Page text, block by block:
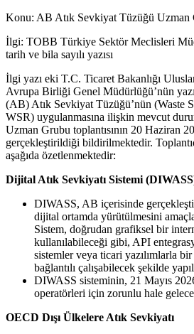
Konu: AB Atık Sevkiyat Tüzüğü Uzman
İlgi: TOBB Türkiye Sektör Meclisleri
tarih ve bila sayılı yazısı
İlgi yazı eki T.C. Ticaret Bakanlığı
Avrupa Birliği Genel Müdürlüğü’nün
(AB) Atık Sevkiyat Tüzüğü’nün (Waste
WSR) uygulanmasına ilişkin mevcut
Uzman Grubu toplantısının 20 Haziran
gerçekleştirildiği bildirilmektedir.
aşağıda özetlenmektedir:
Dijital Atık Sevkiyatı Sistemi
DIWASS, AB içerisinde
dijital ortamda yürütülmesini
Sistem, doğrudan grafiksel bir
kullanılabileceği gibi, API
sistemler veya ticari yazılımlarla
bağlantılı çalışabilecek şekilde
DIWASS sisteminin, 21 Mayıs
operatörleri için zorunlu hale
OECD Dışı Ülkelere Atık Sevkiyatı